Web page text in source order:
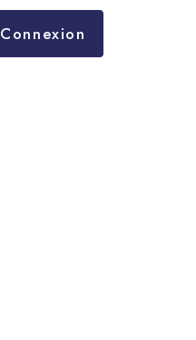
Connexion